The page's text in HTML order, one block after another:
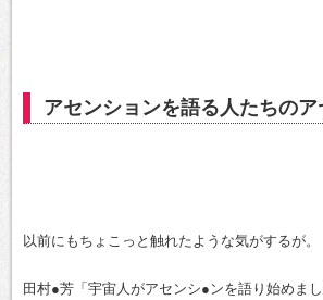
アセンションを語る人たちのア
以前にもちょこっと触れたような気がするが。
田村●芳「宇宙人がアセンシ●ンを語り始めまし